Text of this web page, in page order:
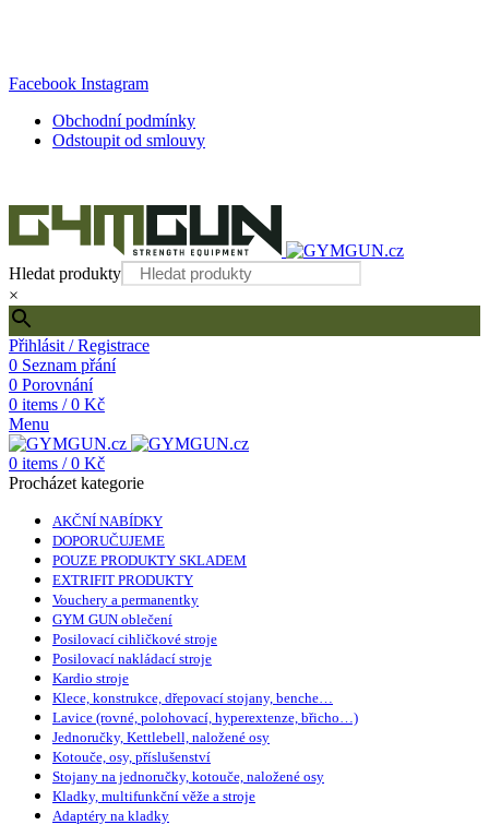
Facebook Instagram
Obchodní podmínky
Odstoupit od smlouvy
Hledat produkty
×
Přihlásit / Registrace
0 Seznam přání
0 Porovnání
0 items / 0 Kč
Menu
0 items / 0 Kč
Procházet kategorie
AKČNÍ NABÍDKY
DOPORUČUJEME
POUZE PRODUKTY SKLADEM
EXTRIFIT PRODUKTY
Vouchery a permanentky
GYM GUN oblečení
Posilovací cihličkové stroje
Posilovací nakládací stroje
Kardio stroje
Klece, konstrukce, dřepovací stojany, benche…
Lavice (rovné, polohovací, hyperextenze, břicho…)
Jednoručky, Kettlebell, naložené osy
Kotouče, osy, příslušenství
Stojany na jednoručky, kotouče, naložené osy
Kladky, multifunkční věže a stroje
Adaptéry na kladky